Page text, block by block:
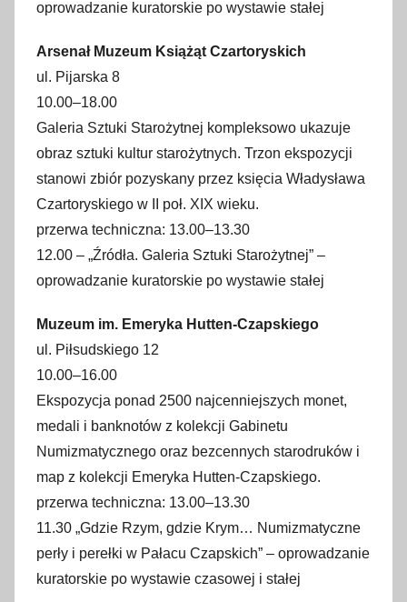
oprowadzanie kuratorskie po wystawie stałej
Arsenał Muzeum Książąt Czartoryskich
ul. Pijarska 8
10.00–18.00
Galeria Sztuki Starożytnej kompleksowo ukazuje
obraz sztuki kultur starożytnych. Trzon ekspozycji
stanowi zbiór pozyskany przez księcia Władysława
Czartoryskiego w II poł. XIX wieku.
przerwa techniczna: 13.00–13.30
12.00 – „Źródła. Galeria Sztuki Starożytnej” –
oprowadzanie kuratorskie po wystawie stałej
Muzeum im. Emeryka Hutten-Czapskiego
ul. Piłsudskiego 12
10.00–16.00
Ekspozycja ponad 2500 najcenniejszych monet,
medali i banknotów z kolekcji Gabinetu
Numizmatycznego oraz bezcennych starodruków i
map z kolekcji Emeryka Hutten-Czapskiego.
przerwa techniczna: 13.00–13.30
11.30 „Gdzie Rzym, gdzie Krym… Numizmatyczne
perły i perełki w Pałacu Czapskich” – oprowadzanie
kuratorskie po wystawie czasowej i stałej